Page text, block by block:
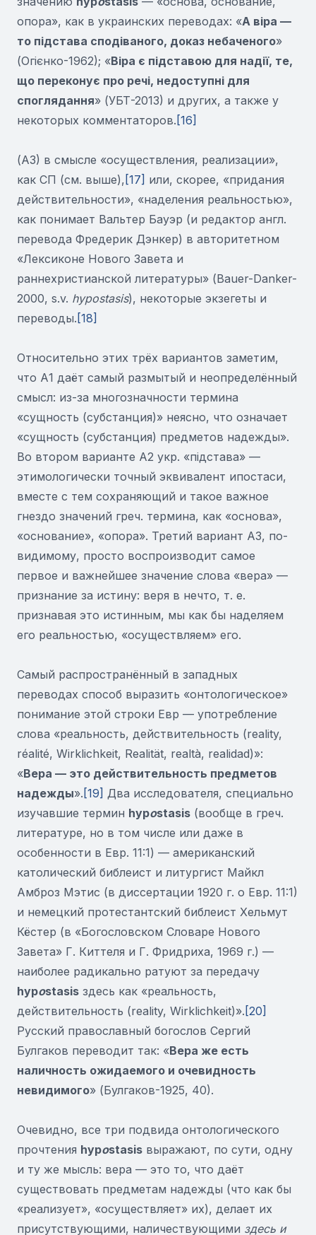
опора», как в украинских переводах: «А віра —
то підстава сподіваного, доказ небаченого»
(Огієнко-1962); «Віра є підставою для надії, те,
що переконує про речі, недоступні для
споглядання» (УБТ-2013) и других, а также у
некоторых комментаторов. [16]
(А3) в смысле «осуществления, реализации»,
как СП (см. выше), [17] или, скорее, «придания
действительности», «наделения реальностью»,
как понимает Вальтер Бауэр (и редактор англ.
перевода Фредерик Дэнкер) в авторитетном
«Лексиконе Нового Завета и
раннехристианской литературы» (Bauer-Danker-
2000, s.v. hypostasis), некоторые экзегеты и
переводы. [18]
Относительно этих трёх вариантов заметим,
что А1 даёт самый размытый и неопределённый
смысл: из-за многозначности термина
«сущность (субстанция)» неясно, что означает
«сущность (субстанция) предметов надежды».
Во втором варианте А2 укр. «підстава» —
этимологически точный эквивалент ипостаси,
вместе с тем сохраняющий и такое важное
гнездо значений греч. термина, как «основа»,
«основание», «опора». Третий вариант А3, по-
видимому, просто воспроизводит самое
первое и важнейшее значение слова «вера» —
признание за истину: веря в нечто, т. е.
признавая это истинным, мы как бы наделяем
его реальностью, «осуществляем» его.
Самый распространённый в западных
переводах способ выразить «онтологическое»
понимание этой строки Евр — употребление
слова «реальность, действительность (reality,
réalité, Wirklichkeit, Realität, realtà, realidad)»:
«Вера — это действительность предметов
надежды». [19] Два исследователя, специально
изучавшие термин hypostasis (вообще в греч.
литературе, но в том числе или даже в
особенности в Евр. 11:1) — американский
католический библеист и литургист Майкл
Амброз Мэтис (в диссертации 1920 г. о Евр. 11:1)
и немецкий протестантский библеист Хельмут
Кёстер (в «Богословском Словаре Нового
Завета» Г. Киттеля и Г. Фридриха, 1969 г.) —
наиболее радикально ратуют за передачу
hypostasis здесь как «реальность,
действительность (reality, Wirklichkeit)». [20]
Русский православный богослов Сергий
Булгаков переводит так: «Вера же есть
наличность ожидаемого и очевидность
невидимого» (Булгаков-1925, 40).
Очевидно, все три подвида онтологического
прочтения hypostasis выражают, по сути, одну
и ту же мысль: вера — это то, что даёт
существовать предметам надежды (что как бы
«реализует», «осуществляет» их), делает их
присутствующими, наличествующими здесь и